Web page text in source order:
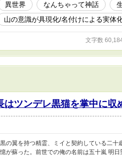
、狼とワイバーンが結構死にます。が、
、設定等はゆるゆるで、ご都合主義な展
、犬科動物という概念があるの？そもそも
まそれで通しています(汗)。
異世界 なんちゃって神話
山の意識が具現化/名付けによる実体
文字数
はツンデレ黒猫を掌中に収
の翼を持つ精霊、ミイと契約している二十
が蘇った。前世での俺の名前は五十嵐 明